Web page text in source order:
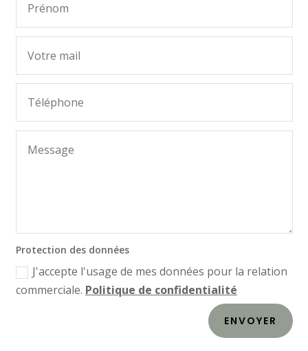
Protection des données
J'accepte l'usage de mes données pour la relation
commerciale. Politique de confidentialité
ENVOYER